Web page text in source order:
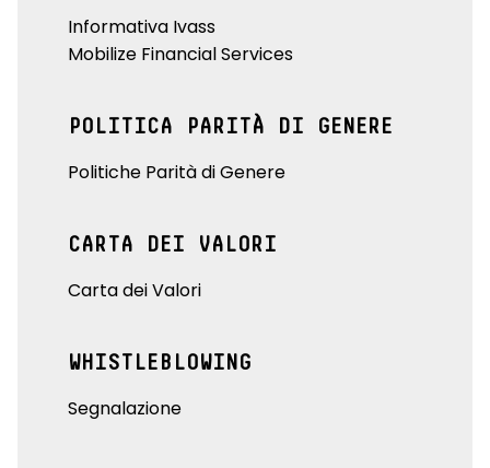
Informativa Ivass
Mobilize Financial Services
POLITICA PARITÀ DI GENERE
Politiche Parità di Genere
CARTA DEI VALORI
Carta dei Valori
WHISTLEBLOWING
Segnalazione